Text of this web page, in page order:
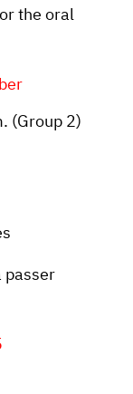
the oral
(Group 2)
passer